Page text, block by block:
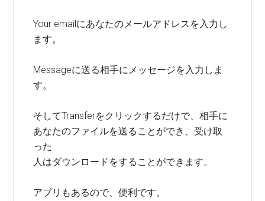
Your emailにあなたのメールアドレスを入力し
ます。
Messageに送る相手にメッセージを入力しま
す。
そしてTransferをクリックするだけで、相手に
あなたのファイルを送ることができ、受け取
った
人はダウンロードをすることができます。
アプリもあるので、便利です。